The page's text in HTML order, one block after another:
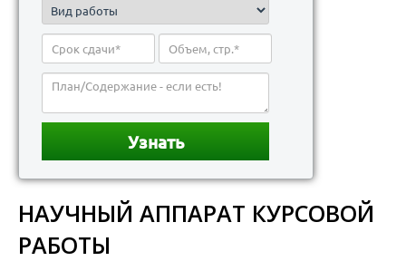
НАУЧНЫЙ АППАРАТ КУРСОВОЙ
РАБОТЫ